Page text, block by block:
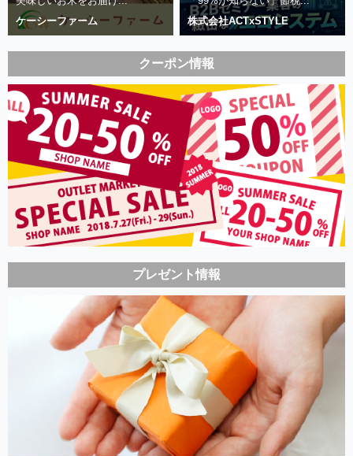
ケーシーファーム
株式会社ACTxSTYLE
クーポン情報
プレゼント情報